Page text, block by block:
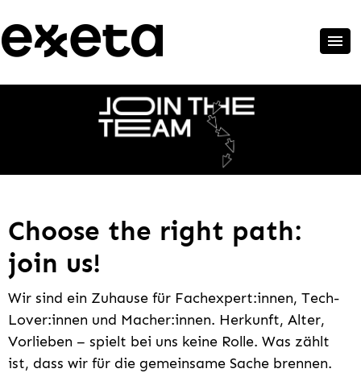
Choose the right path:
join us!
Wir sind ein Zuhause für Fachexpert:innen, Tech-
Lover:innen und Macher:innen. Herkunft, Alter,
Vorlieben – spielt bei uns keine Rolle. Was zählt
ist, dass wir für die gemeinsame Sache brennen.